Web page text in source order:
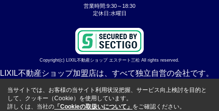
営業時間:9:30～18:30
定休日:水曜日
Copyright(c) LIXIL不動産ショップ エステート三松 All rights reserved.
LIXIL不動産ショップ加盟店は、すべて独立自営の会社です。
当サイトでは、お客様の当サイト利用状況把握、サービス向上検討を目的と
して、クッキー（Cookie）を使用しています。
詳しくは、当社の 「Cookieの取扱いについて」 をご確認ください。